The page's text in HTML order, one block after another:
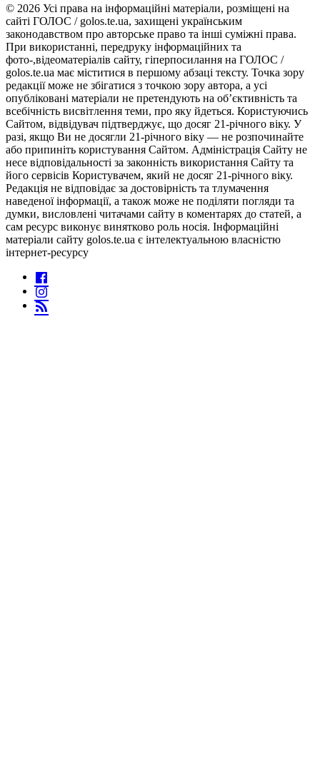
© 2026 Усі права на інформаційні матеріали, розміщені на
сайті ГОЛОС / golos.te.ua, захищені українським
законодавством про авторське право та інші суміжні права.
При використанні, передруку інформаційних та
фото-,відеоматеріалів сайту, гіперпосилання на ГОЛОС /
golos.te.ua має міститися в першому абзаці тексту. Точка зору
редакції може не збігатися з точкою зору автора, а усі
опубліковані матеріали не претендують на об’єктивність та
всебічність висвітлення теми, про яку йдеться. Користуючись
Сайтом, відвідувач підтверджує, що досяг 21-річного віку. У
разі, якщо Ви не досягли 21-річного віку — не розпочинайте
або припиніть користування Сайтом. Адміністрація Сайту не
несе відповідальності за законність використання Сайту та
його сервісів Користувачем, який не досяг 21-річного віку.
Редакція не відповідає за достовірність та тлумачення
наведеної інформації, а також може не поділяти погляди та
думки, висловлені читачами сайту в коментарях до статей, а
сам ресурс виконує винятково роль носія. Інформаційні
матеріали сайту golos.te.ua є інтелектуальною власністю
інтернет-ресурсу